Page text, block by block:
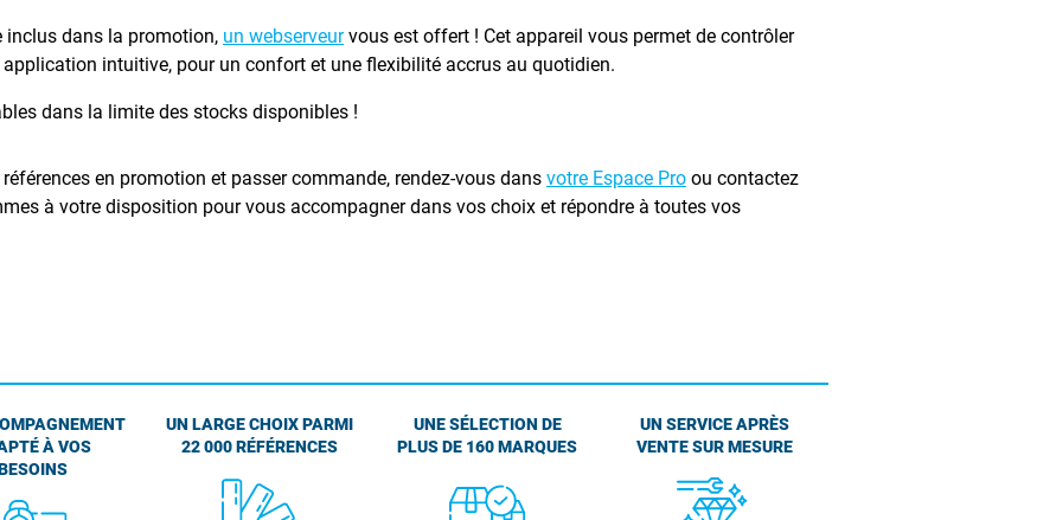
inclus dans la promotion, un webserveurvous est offert ! Cet appareil vous permet de contrôler
intuitive, pour un confort et une flexibilité accrus au quotidien.
dans la limite des stocks disponibles !
en promotion et passer commande, rendez-vous dans votre Espace Proou contactez
à votre disposition pour vous accompagner dans vos choix et répondre à toutes vos
À VOS
UN LARGE CHOIX PARMI
22 000 RÉFÉRENCES
UNE SÉLECTION DE
PLUS DE 160 MARQUES
UN SERVICE APRÈS
VENTE SUR MESURE